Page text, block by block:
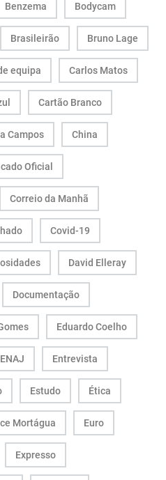
Benzema Bodycam
Brasileirão Bruno Lage
equipa Carlos Matos
Cartão Branco
Campos China
Oficial
Correio da Manhã
Covid-19
David Elleray
Documentação
Eduardo Coelho
ENAJ Entrevista
Estudo Ética
Mortágua Euro
Expresso